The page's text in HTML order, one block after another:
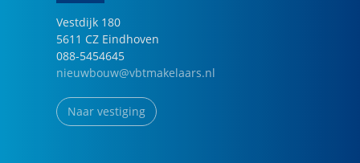
Vestdijk 180
5611 CZ Eindhoven
088-5454645
nieuwbouw@vbtmakelaars.nl
Naar vestiging